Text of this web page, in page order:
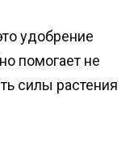
удобрение
помогает не
силы растения